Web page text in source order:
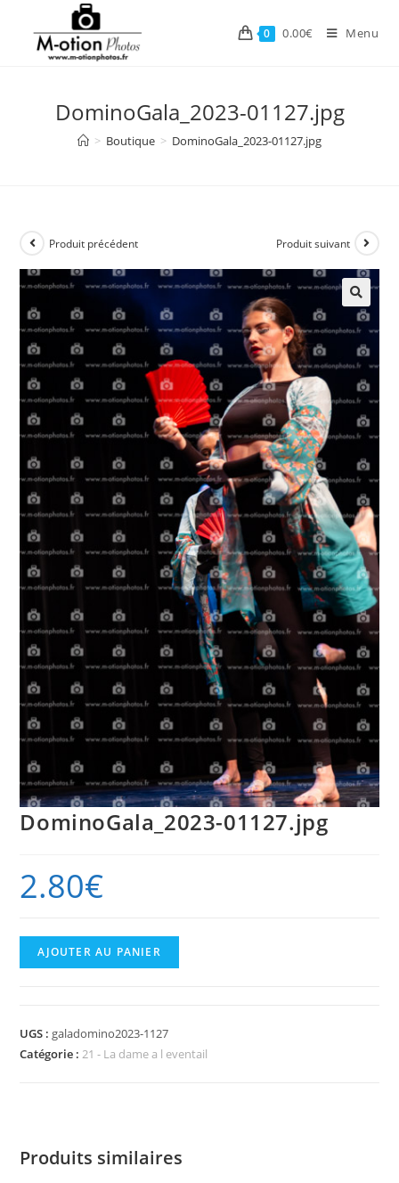
content
0 0.00€ Menu
DominoGala_2023-01127.jpg
> Boutique > DominoGala_2023-01127.jpg
Produit précédent Produit suivant
DominoGala_2023-01127.jpg
2.80€
quantité
de
AJOUTER AU PANIER
UGS : galadomino2023-1127
Catégorie :21 - La dame a l eventail
Produits similaires